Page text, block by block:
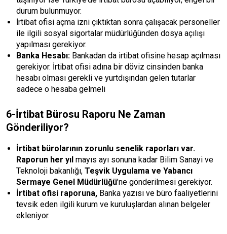
durum bulunmuyor.
İrtibat ofisi açma izni çıktıktan sonra çalışacak personeller
ile ilgili sosyal sigortalar müdürlüğünden dosya açılışı
yapılması gerekiyor.
Banka Hesabı: Bankadan da irtibat ofisine hesap açılması
gerekiyor. İrtibat ofisi adına bir döviz cinsinden banka
hesabı olması gerekli ve yurtdışından gelen tutarlar
sadece o hesaba gelmeli
6-İrtibat Bürosu Raporu Ne Zaman
Gönderiliyor?
İrtibat bürolarının zorunlu senelik raporları var.
Raporun her yıl mayıs ayı sonuna kadar Bilim Sanayi ve
Teknoloji bakanlığı, Teşvik Uygulama ve Yabancı
Sermaye Genel Müdürlüğü’ne gönderilmesi gerekiyor.
İrtibat ofisi raporuna, Banka yazısı ve büro faaliyetlerini
tevsik eden ilgili kurum ve kuruluşlardan alınan belgeler
ekleniyor.